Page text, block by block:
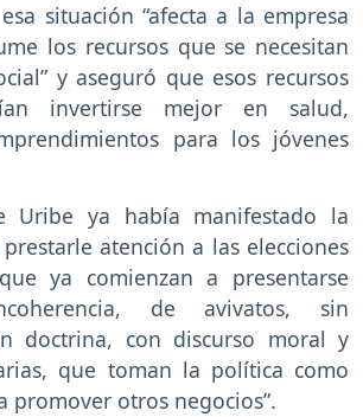
situación “afecta a la empresa
los recursos que se necesitan
y aseguró que esos recursos
invertirse mejor en salud,
para los jóvenes
Uribe ya había manifestado la
atención a las elecciones
ya comienzan a presentarse
de avivatos, sin
doctrina, con discurso moral y
que toman la política como
promover otros negocios”.